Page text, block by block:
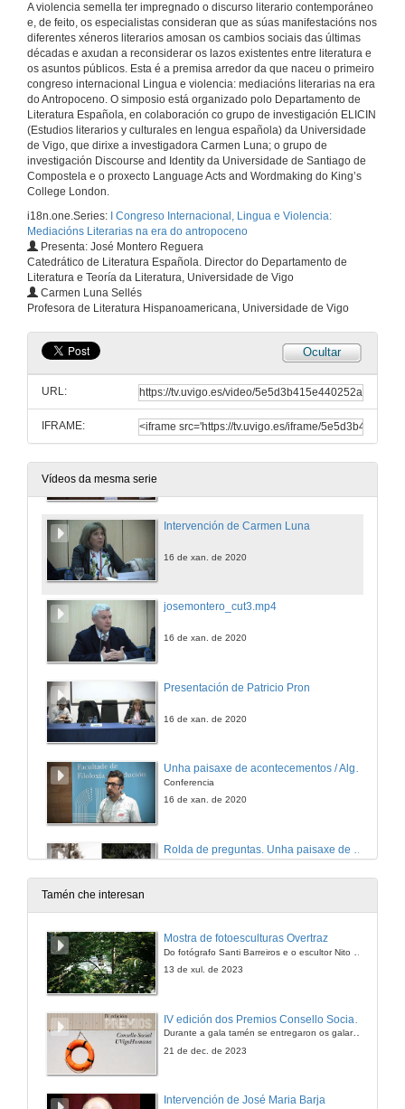
A violencia semella ter impregnado o discurso literario contemporáneo
e, de feito, os especialistas consideran que as súas manifestacións nos
diferentes xéneros literarios amosan os cambios sociais das últimas
décadas e axudan a reconsiderar os lazos existentes entre literatura e
os asuntos públicos. Esta é a premisa arredor da que naceu o primeiro
congreso internacional Lingua e violencia: mediacións literarias na era
do Antropoceno. O simposio está organizado polo Departamento de
Literatura Española, en colaboración co grupo de investigación ELICIN
(Estudios literarios y culturales en lengua española) da Universidade
de Vigo, que dirixe a investigadora Carmen Luna; o grupo de
investigación Discourse and Identity da Universidade de Santiago de
Compostela e o proxecto Language Acts and Wordmaking do King’s
College London.
i18n.one.Series:
I Congreso Internacional, Lingua e Violencia:
Mediacións Literarias na era do antropoceno
Presenta: José Montero Reguera
Catedrático de Literatura Española. Director do Departamento de
Literatura e Teoría da Literatura, Universidade de Vigo
Carmen Luna Sellés
Profesora de Literatura Hispanoamericana, Universidade de Vigo
Ocultar
URL:
IFRAME:
Vídeos da mesma serie
Apertura do Congreso, por José Montero Reguera, e intervención de Manuela Palacios
Intervención de Carmen Luna
16 de xan. de 2020
josemontero_cut3.mp4
16 de xan. de 2020
Presentación de Patricio Pron
16 de xan. de 2020
Unha paisaxe de acontecementos / Algunhas contradicións (non só persoais) ao redor de violencia e representación
Conferencia
16 de xan. de 2020
16 de xan. de 2020
The Challenges of Recalling and Recording Violence in Poems
Questions. The Injured Past
Tamén che interesan
Mostra de fotoesculturas Overtraz
13 de xul. de 2023
Durante a gala tamén se entregaron os galardóns aos mellores TFG e TFM en materia de Axenda 2030
21 de dec. de 2023
Intervención de José Maria Barja